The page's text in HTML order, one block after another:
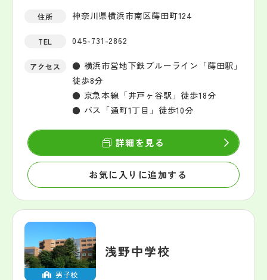
住所 神奈川県横浜市南区蒔田町124
TEL 045-731-2862
アクセス
● 横浜市営地下鉄ブルーライン「蒔田駅」
徒歩8分
● 京急本線「井戸ヶ谷駅」徒歩18分
● バス「通町1丁目」徒歩10分
お気に入りに追加する
詳細を見る
男子校
浅野中学校